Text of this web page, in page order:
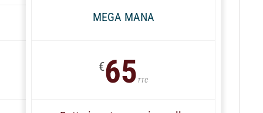
MEGA MANA
€65 TTC